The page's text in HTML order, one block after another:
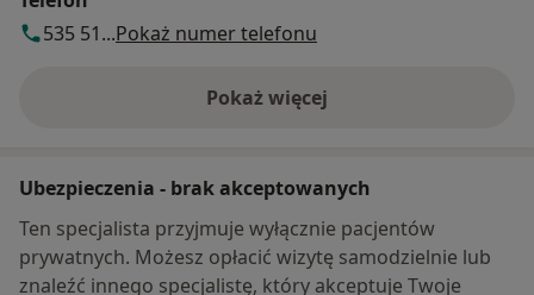
535 51...Pokaż numer telefonu
Pokaż więcej
o adresie
Ubezpieczenia - brak akceptowanych
Ten specjalista przyjmuje wyłącznie pacjentów
prywatnych. Możesz opłacić wizytę samodzielnie lub
znaleźć innego specjalistę, który akceptuje Twoje